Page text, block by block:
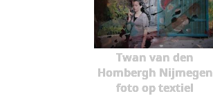
Twan van den
Hombergh Nijmegen
foto op textiel